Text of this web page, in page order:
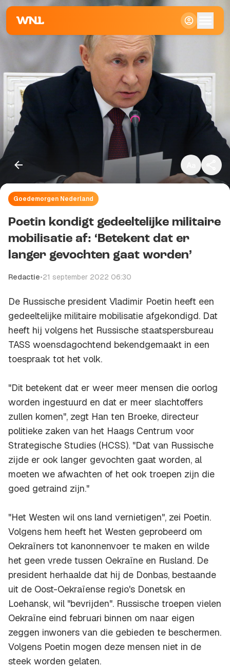
Goedemorgen Nederland
Poetin kondigt gedeeltelijke militaire
mobilisatie af: ‘Betekent dat er
langer gevochten gaat worden’
Redactie•21 september 2022 06:30
De Russische president Vladimir Poetin heeft een
gedeeltelijke militaire mobilisatie afgekondigd. Dat
heeft hij volgens het Russische staatspersbureau
TASS woensdagochtend bekendgemaakt in een
toespraak tot het volk.
"Dit betekent dat er weer meer mensen die oorlog
worden ingestuurd en dat er meer slachtoffers
zullen komen", zegt Han ten Broeke, directeur
politieke zaken van het Haags Centrum voor
Strategische Studies (HCSS). "Dat van Russische
zijde er ook langer gevochten gaat worden, al
moeten we afwachten of het ook troepen zijn die
goed getraind zijn."
"Het Westen wil ons land vernietigen", zei Poetin.
Volgens hem heeft het Westen geprobeerd om
Oekraïners tot kanonnenvoer te maken en wilde
het geen vrede tussen Oekraïne en Rusland. De
president herhaalde dat hij de Donbas, bestaande
uit de Oost-Oekraïense regio's Donetsk en
Loehansk, wil "bevrijden". Russische troepen vielen
Oekraïne eind februari binnen om naar eigen
zeggen inwoners van die gebieden te beschermen.
Volgens Poetin mogen deze mensen niet in de
steek worden gelaten.